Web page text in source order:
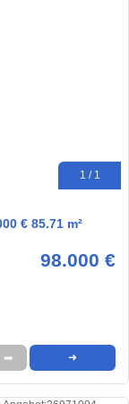
1 / 1
€ 85.71 m²
98.000 €
➦ ➜